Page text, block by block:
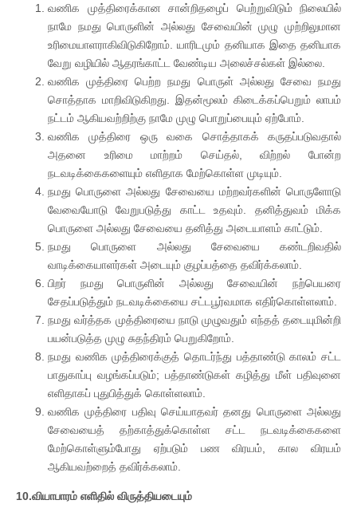
வணிக முத்திரைக்கான சான்றிதழைப் பெற்றுவிடும் நிலையில்
நாமே நமது பொருளின் அல்லது சேவையின் முழு முற்றிலுமான
உரிமையாளராகிவிடுகிறோம். யாரிடமும் தனியாக இதை தனியாக
வேறு வழியில் ஆதரங்காட்ட வேண்டிய அலைச்சல்கள் இல்லை.
வணிக முத்திரை பெற்ற நமது பொருள் அல்லது சேவை நமது
சொத்தாக மாறிவிடுகிறது. இதன்மூலம் கிடைக்கப்பெறும் லாபம்
நட்டம் ஆகியவற்றிற்கு நாமே முழு பொறுப்பையும் ஏற்போம்.
வணிக முத்திரை ஒரு வகை சொத்தாகக் கருதப்படுவதால்
அதனை உரிமை மாற்றம் செய்தல், விற்றல் போன்ற
நடவடிக்கைகளையும் எளிதாக மேற்கொள்ள முடியும்.
நமது பொருளை அல்லது சேவையை மற்றவர்களின் பொருளோடு
வேவையோடு வேறுபடுத்து காட்ட உதவும். தனித்துவம் மிக்க
பொருளை அல்லது சேவையை தனித்து அடையாளம் காட்டும்.
நமது பொருளை அல்லது சேவையை கண்டறிவதில்
வாடிக்கையாளர்கள் அடையும் குழப்பத்தை தவிர்க்கலாம்.
பிறர் நமது பொருளின் அல்லது சேவையின் நற்பெயரை
சேதப்படுத்தும் நடவடிக்கையை சட்டபூர்வமாக எதிர்கொள்ளலாம்.
நமது வர்த்தக முத்திரையை நாடு முழுவதும் எந்தத் தடையுமின்றி
பயன்படுத்த முழு சுதந்திரம் பெறுகிறோம்.
நமது வணிக முத்திரைக்குத் தொடர்ந்து பத்தாண்டு காலம் சட்ட
பாதுகாப்பு வழங்கப்படும்; பத்தாண்டுகள் கழித்து மீள் பதிவுனை
எளிதாகப் புதுபித்துக் கொள்ளலாம்.
வணிக முத்திரை பதிவு செய்யாதவர் தனது பொருளை அல்லது
சேவையைத் தற்காத்துக்கொள்ள சட்ட நடவடிக்கைகளை
மேற்கொள்ளும்போது ஏற்படும் பண விரயம், கால விரயம்
ஆகியவற்றைத் தவிர்க்கலாம்.
10.வியாபாரம் எளிதில் விருத்தியடையும்